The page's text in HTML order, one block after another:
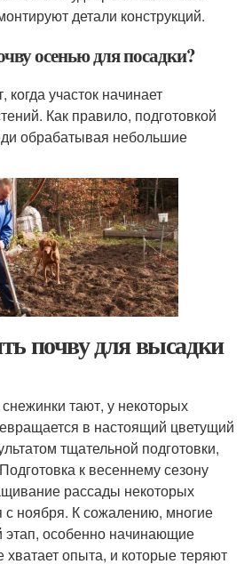
детали конструкций.
осенью для посадки?
участок начинает
Как правило, подготовкой
обрабатывая небольшие
почву для высадки
тают, у некоторых
в настоящий цветущий
тщательной подготовки,
к весеннему сезону
рассады некоторых
с ноября. К сожалению, многие
этап, особенно начинающие
опыта, и которые теряют